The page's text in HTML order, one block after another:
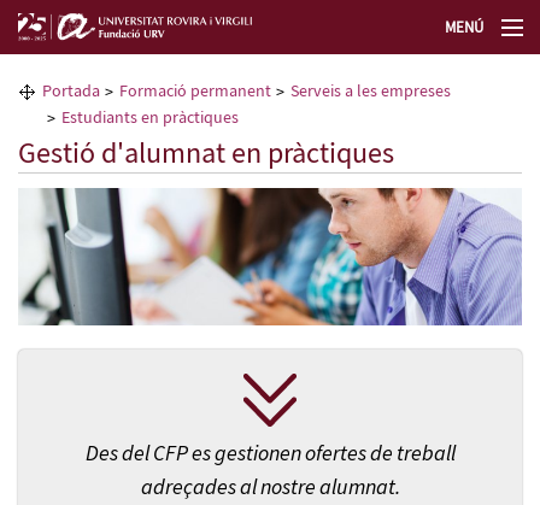
MENÚ
La Fundació URV
Formació permanent
Transferència de tecnologia
Seleccioneu idioma
Portada Formació permanent
Serveis a les empreses
Estudiants en pràctiques
Gestió d'alumnat en pràctiques
Des del CFP es gestionen ofertes de treball
adreçades al nostre alumnat.